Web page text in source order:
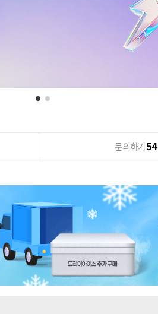
문의하기54